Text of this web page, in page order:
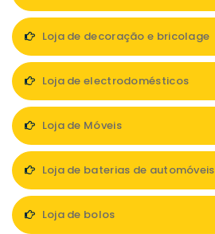
Loja de decoração e bricolage
Loja de electrodomésticos
Loja de Móveis
Loja de baterias de automóveis
Loja de bolos